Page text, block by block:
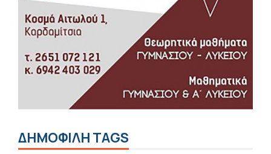
ΔΗΜΟΦΙΛΗ TAGS